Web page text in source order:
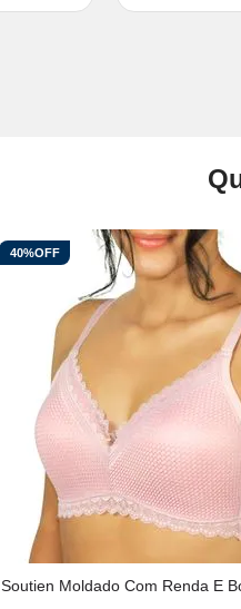
40%OFF
Soutien Moldado Com Renda E